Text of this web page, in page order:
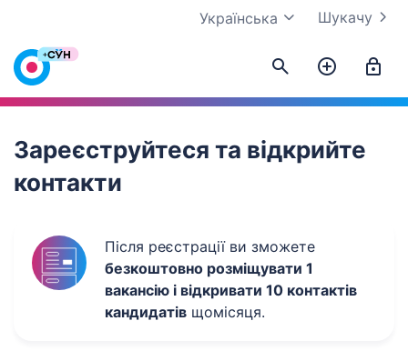
Шукачу
Українська
Work.ua
Зареєструйтеся та відкрийте
контакти
Після реєстрації ви зможете
безкоштовно розміщувати 1
вакансію і відкривати 10 контактів
кандидатів щомісяця.